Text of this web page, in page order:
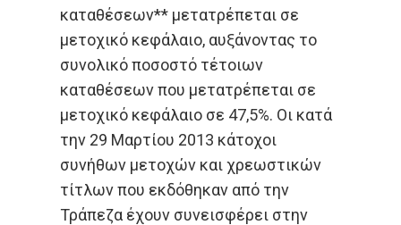
καταθέσεων** μετατρέπεται σε
μετοχικό κεφάλαιο, αυξάνοντας το
συνολικό ποσοστό τέτοιων
καταθέσεων που μετατρέπεται σε
μετοχικό κεφάλαιο σε 47,5%. Οι κατά
την 29 Μαρτίου 2013 κάτοχοι
συνήθων μετοχών και χρεωστικών
τίτλων που εκδόθηκαν από την
Τράπεζα έχουν συνεισφέρει στην